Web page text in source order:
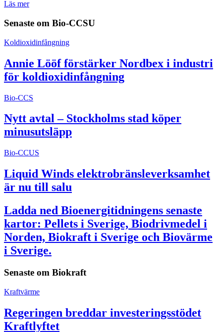
Läs mer
Senaste om Bio-CCSU
Koldioxidinfångning
Annie Lööf förstärker Nordbex i industri
för koldioxidinfångning
Bio-CCS
Nytt avtal – Stockholms stad köper
minusutsläpp
Bio-CCUS
Liquid Winds elektrobränsleverksamhet
är nu till salu
Ladda ned Bioenergitidningens senaste
kartor: Pellets i Sverige, Biodrivmedel i
Norden, Biokraft i Sverige och Biovärme
i Sverige.
Senaste om Biokraft
Kraftvärme
Regeringen breddar investeringsstödet
Kraftlyftet